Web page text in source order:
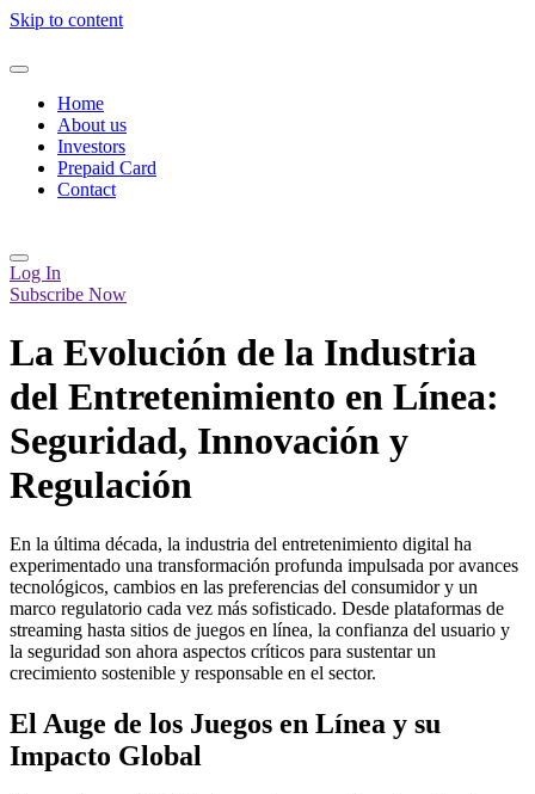
Skip to content
Home
About us
Investors
Prepaid Card
Contact
Log In
Subscribe Now
La Evolución de la Industria
del Entretenimiento en Línea:
Seguridad, Innovación y
Regulación
En la última década, la industria del entretenimiento digital ha
experimentado una transformación profunda impulsada por avances
tecnológicos, cambios en las preferencias del consumidor y un
marco regulatorio cada vez más sofisticado. Desde plataformas de
streaming hasta sitios de juegos en línea, la confianza del usuario y
la seguridad son ahora aspectos críticos para sustentar un
crecimiento sostenible y responsable en el sector.
El Auge de los Juegos en Línea y su
Impacto Global